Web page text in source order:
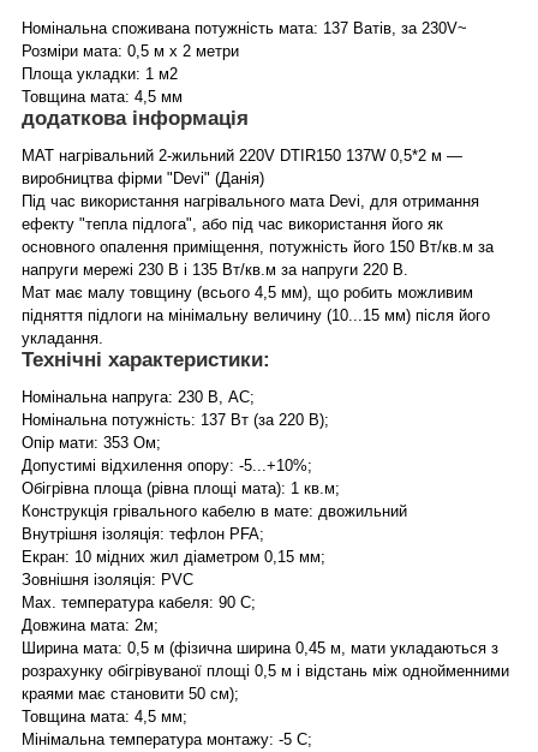
Номінальна споживана потужність мата: 137 Ватів, за 230V~
Розміри мата: 0,5 м х 2 метри
Площа укладки: 1 м2
Товщина мата: 4,5 мм
додаткова інформація
МАТ нагрівальний 2-жильний 220V DTIR150 137W 0,5*2 м —
виробництва фірми "Devi" (Данія)
Під час використання нагрівального мата Devi, для отримання
ефекту "тепла підлога", або під час використання його як
основного опалення приміщення, потужність його 150 Вт/кв.м за
напруги мережі 230 В і 135 Вт/кв.м за напруги 220 В.
Мат має малу товщину (всього 4,5 мм), що робить можливим
підняття підлоги на мінімальну величину (10...15 мм) після його
укладання.
Технічні характеристики:
Номінальна напруга: 230 В, АС;
Номінальна потужність: 137 Вт (за 220 В);
Опір мати: 353 Ом;
Допустимі відхилення опору: -5...+10%;
Обігрівна площа (рівна площі мата): 1 кв.м;
Конструкція грівального кабелю в мате: двожильний
Внутрішня ізоляція: тефлон PFA;
Екран: 10 мідних жил діаметром 0,15 мм;
Зовнішня ізоляція: PVC
Max. температура кабеля: 90 С;
Довжина мата: 2м;
Ширина мата: 0,5 м (фізична ширина 0,45 м, мати укладаються з
розрахунку обігрівуваної площі 0,5 м і відстань між однойменними
краями має становити 50 см);
Товщина мата: 4,5 мм;
Мінімальна температура монтажу: -5 С;